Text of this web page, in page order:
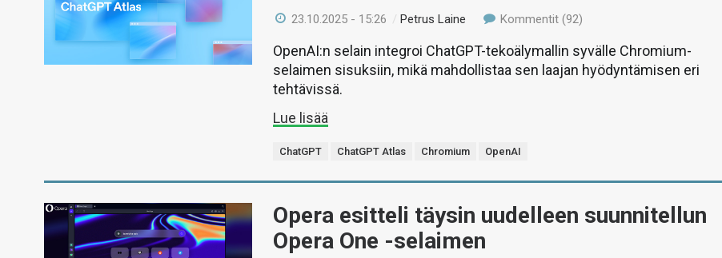
23.10.2025 - 15:26 /Petrus Laine Kommentit (92)
OpenAI:n selain integroi ChatGPT-tekoälymallin syvälle Chromium-
selaimen sisuksiin, mikä mahdollistaa sen laajan hyödyntämisen eri
tehtävissä.
Lue lisää
ChatGPT ChatGPT Atlas Chromium OpenAI
Opera esitteli täysin uudelleen suunnitellun
Opera One -selaimen